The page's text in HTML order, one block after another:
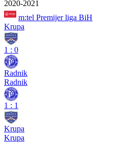
2020-2021
m:tel Premijer liga BiH
Krupa
1 : 0
Radnik
Radnik
1 : 1
Krupa
Krupa